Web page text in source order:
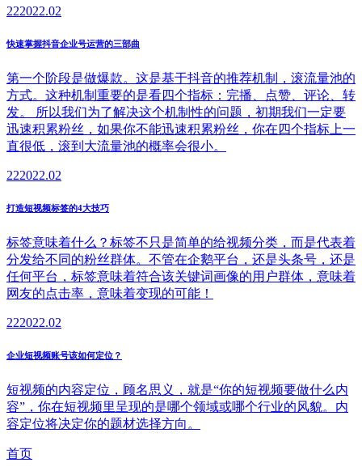
222022.02
快速掌握抖音企业号运营的三部曲
第一个阶段是做爆款。这是基于抖音的推荐机制，滚流量池的
方式。这种机制重要的是看四个指标：完播、点赞、评论、转
发。 所以我们为了解决这个机制性的问题，初期我们一定要
迅速积累粉丝，如果你不能迅速积累粉丝，你在四个指标上一
直很低，滚到大流量池的概率会很小。
222022.02
打造短视频标签的4大技巧
标签意味着什么？标签不只是简单的给视频分类，而是代表着
分发给不同的粉丝群体。不管在企鹅平台，还是头条号，还是
任何平台，标签意味着符合该关键词画像的用户群体，意味着
网友的点击率，意味着变现的可能！
222022.02
企业短视频账号该如何定位？
短视频的内容定位，顾名思义，就是“你的短视频要做什么内
容”，你在短视频里呈现的是哪个领域或哪个行业的风貌。内
容定位将决定你的题材选择方向。
首页